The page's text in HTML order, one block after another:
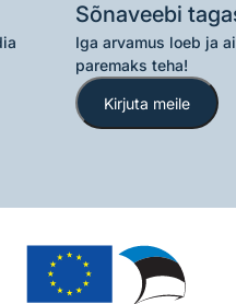
Sõnaveebi
Iga arvamus loeb ja
paremaks teha!
Kirjuta meile